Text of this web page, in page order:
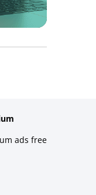
ads free